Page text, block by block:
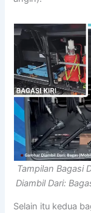
Tampilan Bagasi
Diambil Dari:
Selain itu kedua